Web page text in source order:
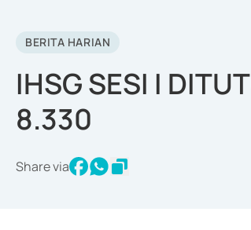
BERITA HARIAN
IHSG SESI I
8.330
Share via